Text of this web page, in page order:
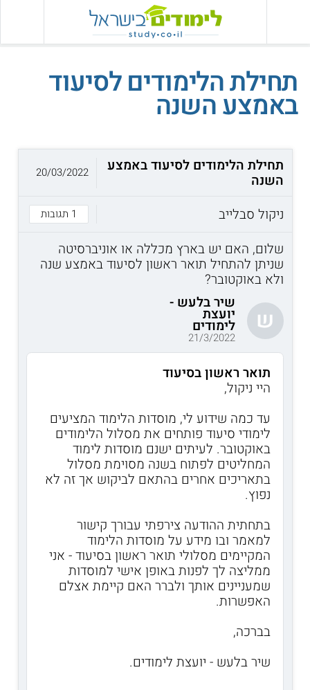
תחילת הלימודים לסיעוד
באמצע השנה
תחילת הלימודים לסיעוד באמצע
השנה
ניקול סבלייב
1 תגובות
20/03/2022
שלום, האם יש בארץ מכללה או אוניברסיטה
שניתן להתחיל תואר ראשון לסיעוד באמצע שנה
ולא באוקטובר?
ש
שיר בלעש -
יועצת
לימודים
21/3/2022
תואר ראשון בסיעוד
היי ניקול,
עד כמה שידוע לי, מוסדות הלימוד המציעים
לימודי סיעוד פותחים את מסלול הלימודים
באוקטובר. לעיתים ישנם מוסדות לימוד
המחליטים לפתוח בשנה מסוימת מסלול
בתאריכים אחרים בהתאם לביקוש אך זה לא
נפוץ.
בתחתית ההודעה צירפתי עבורך קישור
למאמר ובו מידע על מוסדות הלימוד
המקיימים מסלולי תואר ראשון בסיעוד - אני
ממליצה לך לפנות באופן אישי למוסדות
שמעניינים אותך ולברר האם קיימת אצלם
האפשרות.
בברכה,
שיר בלעש - יועצת לימודים.